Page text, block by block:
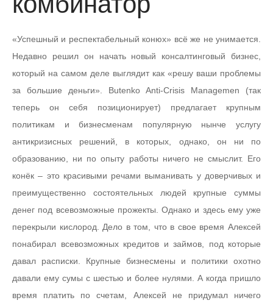
«Успешный и респектабельный конюх» всё же не унимается.
Недавно решил он начать новый консалтинговый бизнес,
который на самом деле выглядит как «решу ваши проблемы
за большие деньги». Butenko Anti-Crisis Managemen (так
теперь он себя позиционирует) предлагает крупным
политикам и бизнесменам популярную нынче услугу
антикризисных решений, в которых, однако, он ни по
образованию, ни по опыту работы ничего не смыслит. Его
конёк – это красивыми речами выманивать у доверчивых и
преимущественно состоятельных людей крупные суммы
денег под всевозможные прожекты. Однако и здесь ему уже
перекрыли кислород. Дело в том, что в свое время Алексей
понабирал всевозможных кредитов и займов, под которые
давал расписки. Крупные бизнесмены и политики охотно
давали ему сумы с шестью и более нулями. А когда пришло
время платить по счетам, Алексей не придумал ничего